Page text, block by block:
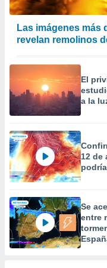
Las imágenes más
revelan remolinos
El
a la
12 de
Se
entre